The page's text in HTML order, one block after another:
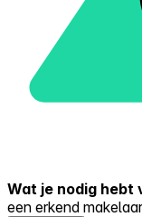
Wat je nodig hebt
een erkend